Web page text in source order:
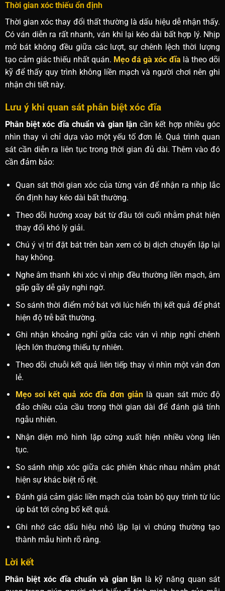
Thời gian xóc thiếu ổn định
Thời gian xóc thay đổi thất thường là dấu hiệu dễ nhận thấy.
Có ván diễn ra rất nhanh, ván khi lại kéo dài bất hợp lý. Nhịp
mở bát không đều giữa các lượt, sự chênh lệch thời lượng
tạo cảm giác thiếu nhất quán. Mẹo đá gà xóc đĩa là theo dõi
kỹ để thấy quy trình không liền mạch và người chơi nên ghi
nhận chi tiết này.
Lưu ý khi quan sát phân biệt xóc đĩa
Phân biệt xóc đĩa chuẩn và gian lậncần kết hợp nhiều góc
nhìn thay vì chỉ dựa vào một yếu tố đơn lẻ. Quá trình quan
sát cần diễn ra liên tục trong thời gian đủ dài. Thêm vào đó
cần đảm bảo:
Quan sát thời gian xóc của từng ván để nhận ra nhịp lắc
ổn định hay kéo dài bất thường.
Theo dõi hướng xoay bát từ đầu tới cuối nhằm phát hiện
thay đổi khó lý giải.
Chú ý vị trí đặt bát trên bàn xem có bị dịch chuyển lặp lại
hay không.
Nghe âm thanh khi xóc vì nhịp đều thường liền mạch, âm
gấp gãy dễ gây nghi ngờ.
So sánh thời điểm mở bát với lúc hiển thị kết quả để phát
hiện độ trễ bất thường.
Ghi nhận khoảng nghỉ giữa các ván vì nhịp nghỉ chênh
lệch lớn thường thiếu tự nhiên.
Theo dõi chuỗi kết quả liên tiếp thay vì nhìn một ván đơn
lẻ.
Mẹo soi kết quả xóc đĩa đơn giảnlà quan sát mức độ
đảo chiều của cầu trong thời gian dài để đánh giá tính
ngẫu nhiên.
Nhận diện mô hình lặp cứng xuất hiện nhiều vòng liên
tục.
So sánh nhịp xóc giữa các phiên khác nhau nhằm phát
hiện sự khác biệt rõ rệt.
Đánh giá cảm giác liền mạch của toàn bộ quy trình từ lúc
úp bát tới công bố kết quả.
Ghi nhớ các dấu hiệu nhỏ lặp lại vì chúng thường tạo
thành mẫu hình rõ ràng.
Lời kết
Phân biệt xóc đĩa chuẩn và gian lận là kỹ năng quan sát